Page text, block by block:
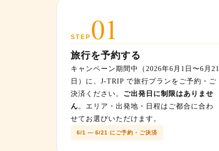
STEP 01
旅行を予約する
キャンペーン期間中（2026年6月1日〜6月21
日）に、J-TRIP で旅行プランをご予約・ご
決済ください。 ご出発日に制限はありませ
ん。エリア・出発地・日程はご都合に合わ
せてお選びいただけます。
6/1 — 6/21 にご予約・ご決済